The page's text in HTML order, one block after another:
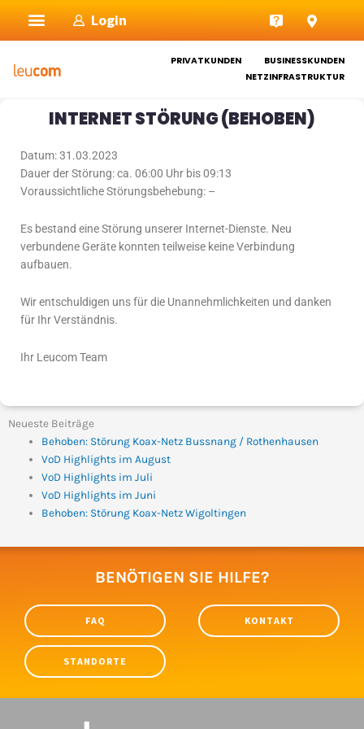
Inhalt
springen
Login
PRIVATKUNDEN
BUSINESSKUNDEN
NETZINFRASTRUKTUR
INTERNET STÖRUNG (BEHOBEN)
Datum: 31.03.2023
Dauer der Störung: ca. 06:00 Uhr bis 09:13
Voraussichtliche Störungsbehebung: –
Es bestand eine Störung unserer Internet-Dienste. Neu
verbundene Geräte konnten teilweise keine Verbindung
aufbauen.
Wir entschuldigen uns für die Unannehmlichkeiten und danken
für Ihr Verständnis.
Ihr Leucom Team
Neueste Beiträge
Behoben: Störung Koax-Netz Bussnang / Rothenhausen
VoD Highlights im August
VoD Highlights im Juli
VoD Highlights im Juni
Behoben: Störung Koax-Netz Wigoltingen
BENÖTIGEN SIE HILFE?
FAQ KONTAKT
STANDORTE